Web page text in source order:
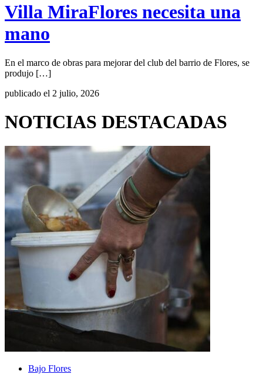
Villa MiraFlores necesita una
mano
En el marco de obras para mejorar del club del barrio de Flores, se
produjo […]
publicado el 2 julio, 2026
NOTICIAS DESTACADAS
Bajo Flores